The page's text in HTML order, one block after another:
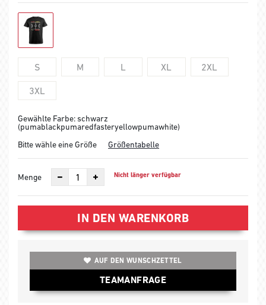
S M L XL 2XL
3XL
Gewählte Farbe: schwarz
(pumablackpumaredfasteryellowpumawhite)
Bitte wähle eine Größe
Größentabelle
Menge Nicht länger verfügbar
IN DEN WARENKORB
AUF DEN WUNSCHZETTEL
TEAMANFRAGE